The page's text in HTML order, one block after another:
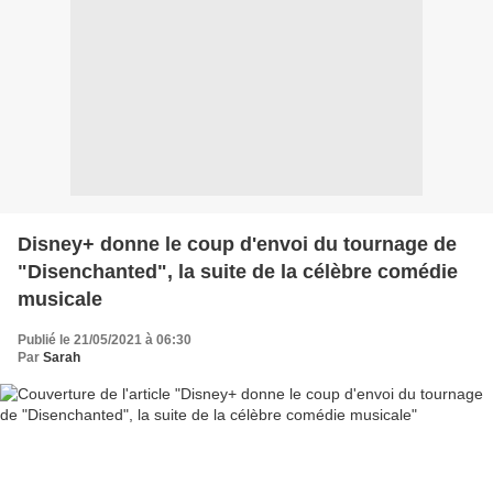
Disney+ donne le coup d'envoi du tournage de
"Disenchanted", la suite de la célèbre comédie
musicale
Publié le 21/05/2021 à 06:30
Par Sarah